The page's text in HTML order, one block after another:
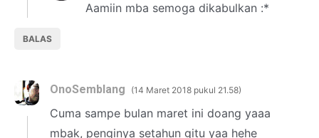
BALAS
Aamiin mba semoga dikabulkan :*
OnoSemblang 14 Maret 2018 pukul 21.58
Cuma sampe bulan maret ini doang yaaa
mbak, penginya setahun gitu yaa hehe